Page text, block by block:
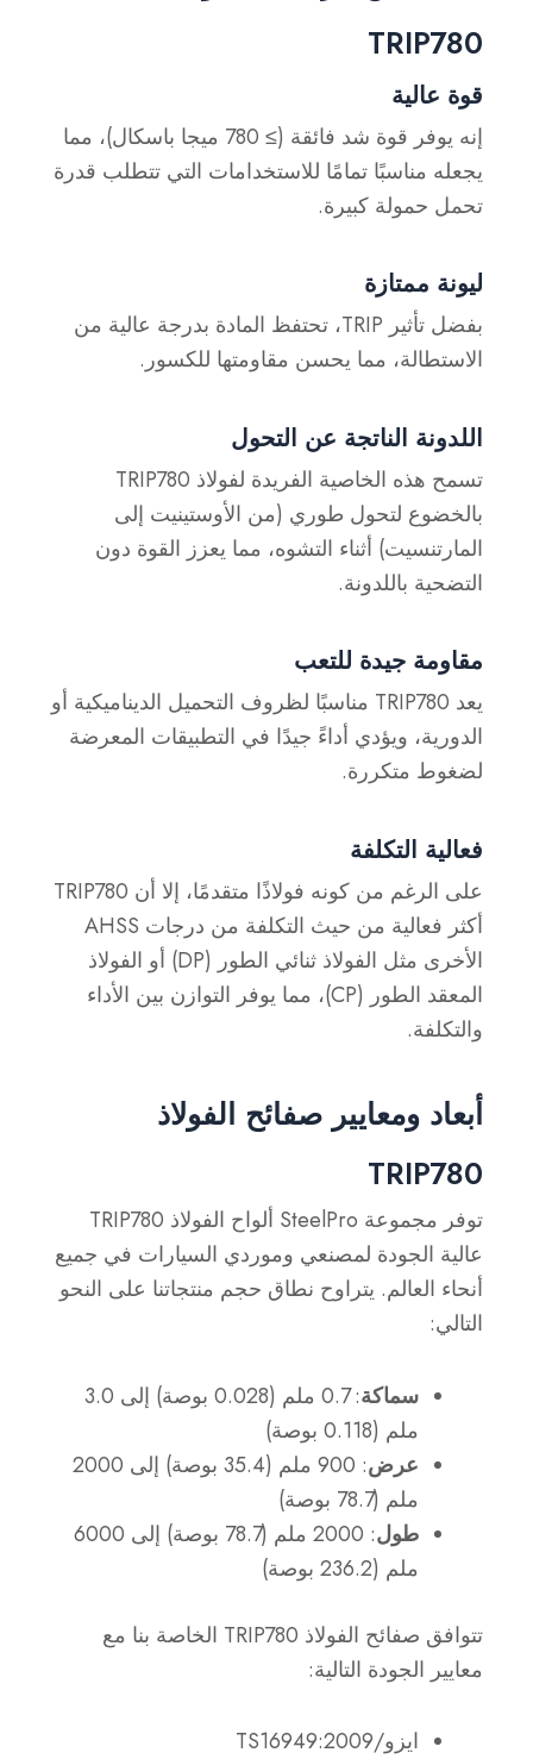
TRIP780
قوة عالية
إنه يوفر قوة شد فائقة (≥ 780 ميجا باسكال)، مما
يجعله مناسبًا تمامًا للاستخدامات التي تتطلب قدرة
تحمل حمولة كبيرة.
ليونة ممتازة
بفضل تأثير TRIP، تحتفظ المادة بدرجة عالية من
الاستطالة، مما يحسن مقاومتها للكسور.
اللدونة الناتجة عن التحول
تسمح هذه الخاصية الفريدة لفولاذ TRIP780
بالخضوع لتحول طوري (من الأوستينيت إلى
المارتنسيت) أثناء التشوه، مما يعزز القوة دون
التضحية باللدونة.
مقاومة جيدة للتعب
يعد TRIP780 مناسبًا لظروف التحميل الديناميكية أو
الدورية، ويؤدي أداءً جيدًا في التطبيقات المعرضة
لضغوط متكررة.
فعالية التكلفة
على الرغم من كونه فولاذًا متقدمًا، إلا أن TRIP780
أكثر فعالية من حيث التكلفة من درجات AHSS
الأخرى مثل الفولاذ ثنائي الطور (DP) أو الفولاذ
المعقد الطور (CP)، مما يوفر التوازن بين الأداء
والتكلفة.
أبعاد ومعايير صفائح الفولاذ
TRIP780
توفر مجموعة SteelPro ألواح الفولاذ TRIP780
عالية الجودة لمصنعي وموردي السيارات في جميع
أنحاء العالم. يتراوح نطاق حجم منتجاتنا على النحو
التالي:
سماكة
: 0.7 ملم (0.028 بوصة) إلى 3.0
ملم (0.118 بوصة)
عرض
: 900 ملم (35.4 بوصة) إلى 2000
ملم (78.7 بوصة)
طول
: 2000 ملم (78.7 بوصة) إلى 6000
ملم (236.2 بوصة)
تتوافق صفائح الفولاذ TRIP780 الخاصة بنا مع
معايير الجودة التالية:
ايزو/TS16949:2009